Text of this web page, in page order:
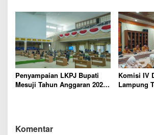
Penyampaian LKPJ Bupati
Mesuji Tahun Anggaran 2025
Komisi IV
Lampung
Komentar